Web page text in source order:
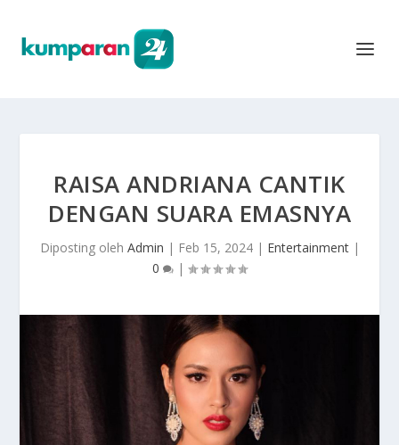
RAISA ANDRIANA CANTIK
DENGAN SUARA EMASNYA
Diposting oleh Admin | Feb 15, 2024| Entertainment|
0
|